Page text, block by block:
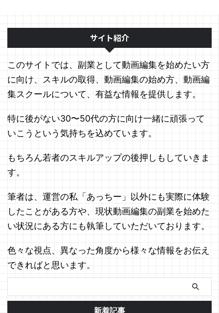
サイト紹介
このサイトでは、副業として動画編集を始めたい方
に向け、スキルの取得、動画編集の始め方、動画編
集スクールについて、有益な情報を提供します。
特に後がない30〜50代の方に向け一緒に頑張って
いこうという気持ちを込めています。
もちろん若者のスキルアップの後押しもしていきま
す。
筆者は、運営の私「あっちー」以外にも実際に体験
したことがある方や、現状動画編集の副業を始めた
い状況にある方にも執筆していただいております。
色々な視点、異なった角度から様々な情報をお伝え
できればと思います。
新着記事